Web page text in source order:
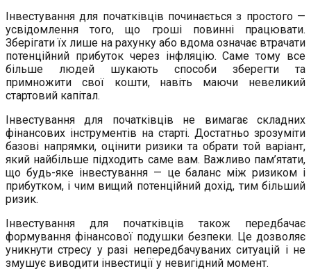
Інвестування для початківців починається з простого —
усвідомлення того, що гроші повинні працювати.
Зберігати їх лише на рахунку або вдома означає втрачати
потенційний прибуток через інфляцію. Саме тому все
більше людей шукають способи зберегти та
примножити свої кошти, навіть маючи невеликий
стартовий капітал.
Інвестування для початківців не вимагає складних
фінансових інструментів на старті. Достатньо зрозуміти
базові напрямки, оцінити ризики та обрати той варіант,
який найбільше підходить саме вам. Важливо пам’ятати,
що будь-яке інвестування — це баланс між ризиком і
прибутком, і чим вищий потенційний дохід, тим більший
ризик.
Інвестування для початківців також передбачає
формування фінансової подушки безпеки. Це дозволяє
уникнути стресу у разі непередбачуваних ситуацій і не
змушує виводити інвестиції у невигідний момент.